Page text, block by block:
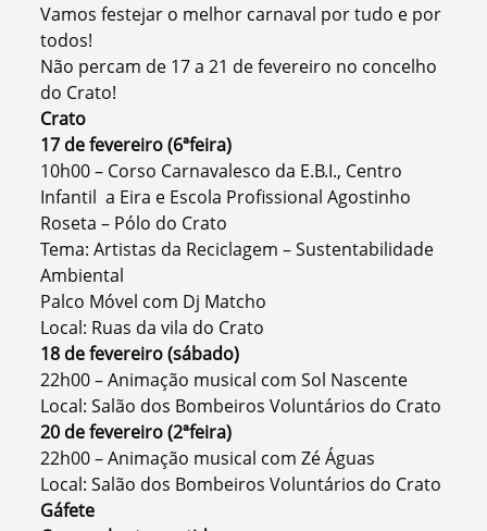
Vamos festejar o melhor carnaval por tudo e por
todos!
Não percam de 17 a 21 de fevereiro no concelho
do Crato!
Crato
17 de fevereiro (6ªfeira)
10h00 – Corso Carnavalesco da E.B.I., Centro
Infantil a Eira e Escola Profissional Agostinho
Roseta – Pólo do Crato
Tema: Artistas da Reciclagem – Sustentabilidade
Ambiental
Palco Móvel com Dj Matcho
Local: Ruas da vila do Crato
18 de fevereiro (sábado)
22h00 – Animação musical com Sol Nascente
Local: Salão dos Bombeiros Voluntários do Crato
20 de fevereiro (2ªfeira)
22h00 – Animação musical com Zé Águas
Local: Salão dos Bombeiros Voluntários do Crato
Gáfete